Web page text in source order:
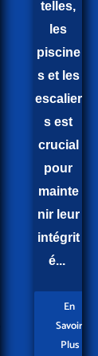
telles,
les
piscine
s et les
escalier
s est
crucial
pour
mainte
nir leur
intégrit
é...
En
Savoir
Plus